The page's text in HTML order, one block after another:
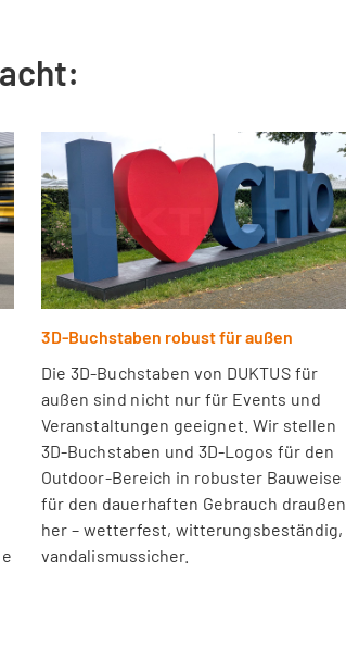
3D-Buchstaben robust für außen
Die 3D-Buchstaben von DUKTUS für
außen sind nicht nur für Events und
Veranstaltungen geeignet. Wir stellen
3D-Buchstaben und 3D-Logos für den
Outdoor-Bereich in robuster Bauweise
für den dauerhaften Gebrauch draußen
her – wetterfest, witterungsbeständig,
vandalismussicher.